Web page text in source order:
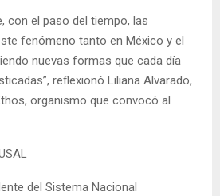
con el paso del tiempo, las
fenómeno tanto en México y el
nuevas formas que cada día
reflexionó Liliana Alvarado,
organismo que convocó al
del Sistema Nacional